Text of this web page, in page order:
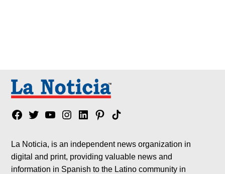
Facebook
TwitterYouTubeInstagram
LinkedinPinterest
Tik
La Noticia, is an independent news organization in
digital and print, providing valuable news and
information in Spanish to the Latino community in